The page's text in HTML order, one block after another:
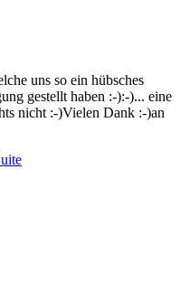
uns so ein hübsches
gestellt haben :-):-)... eine
nicht :-)Vielen Dank :-)an